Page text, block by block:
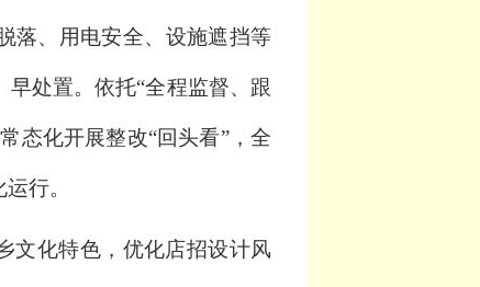
落、用电安全、设施遮挡等
早处置。依托“全程监督、跟
态化开展整改“回头看”，全
行。
文化特色，优化店招设计风